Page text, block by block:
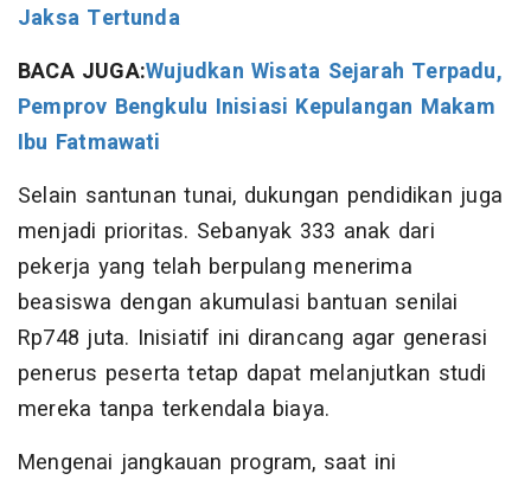
Jaksa Tertunda
BACA JUGA:Wujudkan Wisata Sejarah Terpadu,
Pemprov Bengkulu Inisiasi Kepulangan Makam
Ibu Fatmawati
Selain santunan tunai, dukungan pendidikan juga
menjadi prioritas. Sebanyak 333 anak dari
pekerja yang telah berpulang menerima
beasiswa dengan akumulasi bantuan senilai
Rp748 juta. Inisiatif ini dirancang agar generasi
penerus peserta tetap dapat melanjutkan studi
mereka tanpa terkendala biaya.
Mengenai jangkauan program, saat ini